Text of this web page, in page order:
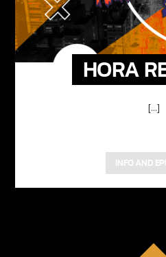
HORA
[...]
INFO AND